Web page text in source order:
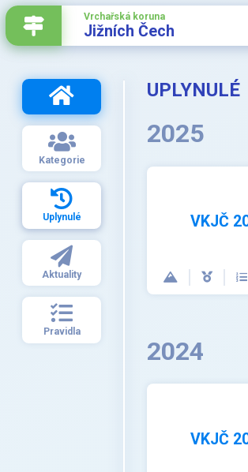
Vrchařská koruna
Jižních Čech
Kategorie
Uplynulé
Aktuality
Pravidla
UPLYNULÉ
2025
VKJČ
2024
VKJČ